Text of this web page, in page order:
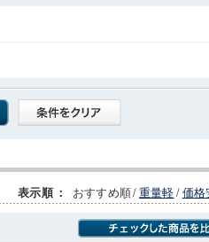
表示順 ： おすすめ順/重量軽/価格